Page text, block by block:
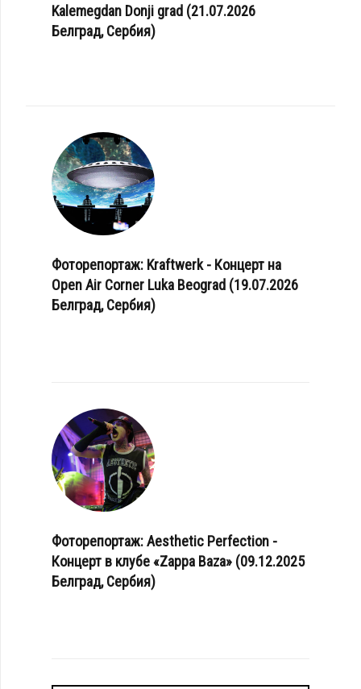
Kalemegdan Donji grad (21.07.2026
Белград, Сербия)
Фоторепортаж: Kraftwerk - Концерт на
Open Air Corner Luka Beograd (19.07.2026
Белград, Сербия)
Фоторепортаж: Aesthetic Perfection -
Концерт в клубе «Zappa Baza» (09.12.2025
Белград, Сербия)